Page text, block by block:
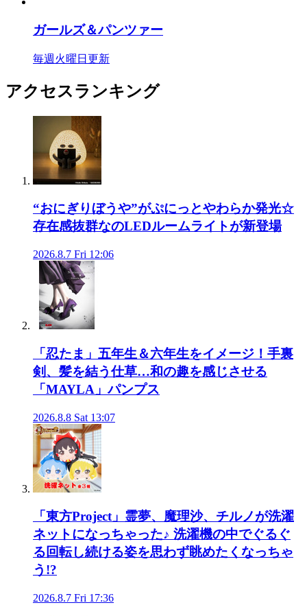
ガールズ＆パンツァー
毎週火曜日更新
アクセスランキング
“おにぎりぼうや”がぷにっとやわらか発光☆
存在感抜群なのLEDルームライトが新登場
2026.8.7 Fri 12:06
「忍たま」五年生＆六年生をイメージ！手裏
剣、髪を結う仕草…和の趣を感じさせる
「MAYLA」パンプス
2026.8.8 Sat 13:07
「東方Project」霊夢、魔理沙、チルノが洗濯
ネットになっちゃった♪ 洗濯機の中でぐるぐ
る回転し続ける姿を思わず眺めたくなっちゃ
う!?
2026.8.7 Fri 17:36